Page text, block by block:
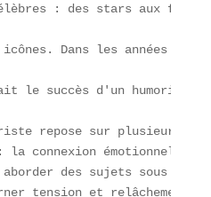
: des stars aux
icônes. Dans les années
le succès d'un humoriste?
repose sur plusieurs
connexion émotionnelle
des sujets sous un
tension et relâchement